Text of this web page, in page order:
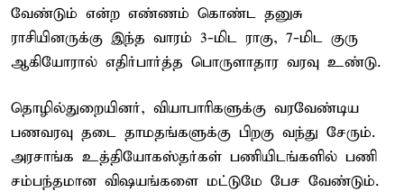
வேண்டும் என்ற எண்ணம் கொண்ட தனுசு
ராசியினருக்கு இந்த வாரம் 3-மிட ராகு, 7-மிட குரு
ஆகியோரால் எதிர்பார்த்த பொருளாதார வரவு உண்டு.
தொழில்துறையினர், வியாபாரிகளுக்கு வரவேண்டிய
பணவரவு தடை தாமதங்களுக்கு பிறகு வந்து சேரும்.
அரசாங்க உத்தியோகஸ்தர்கள் பணியிடங்களில் பணி
சம்பந்தமான விஷயங்களை மட்டுமே பேச வேண்டும்.